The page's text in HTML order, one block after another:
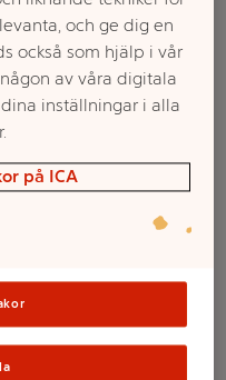
Mer info
och ge dig en
också som hjälp i vår
av våra digitala
inställningar i alla
på ICA